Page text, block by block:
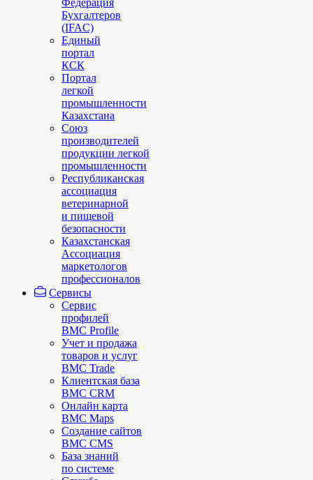
Бухгалтеров
(IFAC)
Единый
портал
КСК
Портал
легкой
промышленности
Казахстана
Союз
производителей
продукции легкой
промышленности
Республиканская
ассоциация
ветеринарной
и пищевой
безопасности
Казахстанская
Ассоциация
маркетологов
профессионалов
Сервисы
Сервис
профилей
BMC Profile
Учет и продажа
товаров и услуг
BMC Trade
Клиентская база
BMC CRM
Онлайн карта
BMC Maps
Создание сайтов
BMC CMS
База знаний
по системе